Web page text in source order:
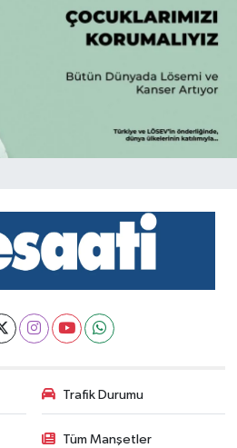
Trafik Durumu
Tüm Manşetler